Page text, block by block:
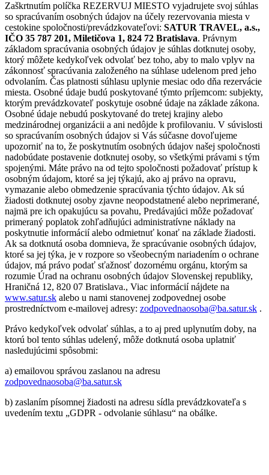
Zaškrtnutím políčka REZERVUJ MIESTO vyjadrujete svoj súhlas
so spracúvaním osobných údajov na účely rezervovania miesta v
cestokine spoločnosti/prevádzkovateľovi: SATUR TRAVEL, a.s.,
IČO 35 787 201, Miletičova 1, 824 72 Bratislava. Právnym
základom spracúvania osobných údajov je súhlas dotknutej osoby,
ktorý môžete kedykoľvek odvolať bez toho, aby to malo vplyv na
zákonnosť spracúvania založeného na súhlase udelenom pred jeho
odvolaním. Čas platnosti súhlasu uplynie mesiac odo dňa rezervácie
miesta. Osobné údaje budú poskytované týmto príjemcom: subjekty,
ktorým prevádzkovateľ poskytuje osobné údaje na základe zákona.
Osobné údaje nebudú poskytované do tretej krajiny alebo
medzinárodnej organizácii a ani nedôjde k profilovaniu. V súvislosti
so spracúvaním osobných údajov si Vás súčasne dovoľujeme
upozorniť na to, že poskytnutím osobných údajov našej spoločnosti
nadobúdate postavenie dotknutej osoby, so všetkými právami s tým
spojenými. Máte právo na od tejto spoločnosti požadovať prístup k
osobným údajom, ktoré sa jej týkajú, ako aj právo na opravu,
vymazanie alebo obmedzenie spracúvania týchto údajov. Ak sú
žiadosti dotknutej osoby zjavne neopodstatnené alebo neprimerané,
najmä pre ich opakujúcu sa povahu, Predávajúci môže požadovať
primeraný poplatok zohľadňujúci administratívne náklady na
poskytnutie informácií alebo odmietnuť konať na základe žiadosti.
Ak sa dotknutá osoba domnieva, že spracúvanie osobných údajov,
ktoré sa jej týka, je v rozpore so všeobecným nariadením o ochrane
údajov, má právo podať sťažnosť dozornému orgánu, ktorým sa
rozumie Úrad na ochranu osobných údajov Slovenskej republiky,
Hraničná 12, 820 07 Bratislava., Viac informácií nájdete na
www.satur.sk alebo u nami stanovenej zodpovednej osobe
prostredníctvom e-mailovej adresy: zodpovednaosoba@ba.satur.sk .
Právo kedykoľvek odvolať súhlas, a to aj pred uplynutím doby, na
ktorú bol tento súhlas udelený, môže dotknutá osoba uplatniť
nasledujúcimi spôsobmi:
a) emailovou správou zaslanou na adresu
zodpovednaosoba@ba.satur.sk
b) zaslaním písomnej žiadosti na adresu sídla prevádzkovateľa s
uvedením textu „GDPR - odvolanie súhlasu“ na obálke.